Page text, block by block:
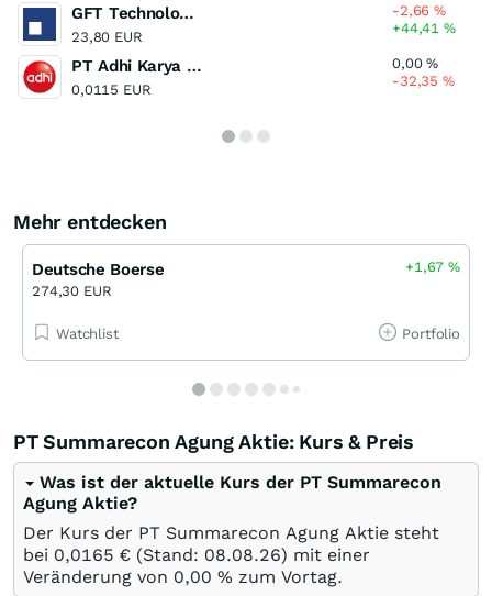
GFT Technologies
23,80 EUR
-2,66%
+44,41%
PT Adhi Karya (Persero)
0,0115 EUR
0,00%
-32,35%
Mehr entdecken
Deutsche Boerse
274,30 EUR
+1,67%
Watchlist Portfolio
PT Summarecon Agung Aktie: Kurs & Preis
Was ist der aktuelle Kurs der PT Summarecon
Agung Aktie?
Der Kurs der PT Summarecon Agung Aktie steht
bei 0,0165 € (Stand: 08.08.26) mit einer
Veränderung von 0,00 % zum Vortag.